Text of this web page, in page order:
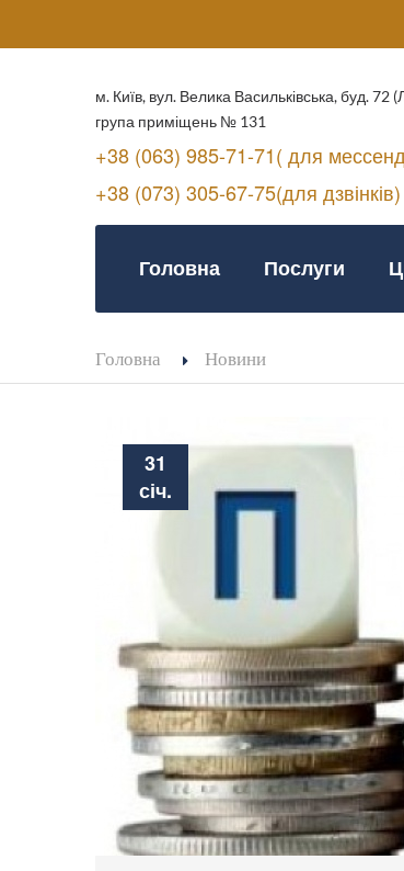
м. Київ, вул. Велика Васильківська, буд. 72
група приміщень № 131
+38 (063) 985-71-71( для
+38 (073) 305-67-75(для дзвінків)
Головна Послуги
Головна Новини
31
січ.